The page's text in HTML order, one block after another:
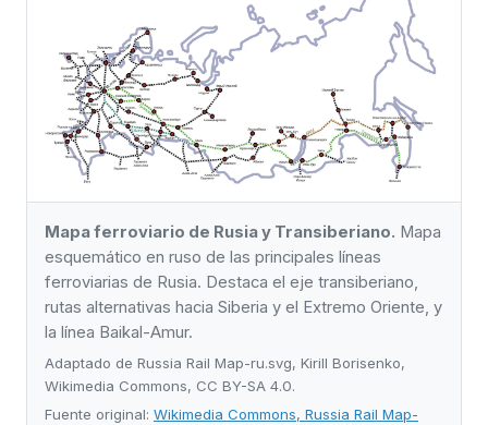
Mapa ferroviario de Rusia y Transiberiano. Mapa
esquemático en ruso de las principales líneas
ferroviarias de Rusia. Destaca el eje transiberiano,
rutas alternativas hacia Siberia y el Extremo Oriente, y
la línea Baikal-Amur.
Adaptado de Russia Rail Map-ru.svg, Kirill Borisenko,
Wikimedia Commons, CC BY-SA 4.0.
Fuente original: Wikimedia Commons, Russia Rail Map-